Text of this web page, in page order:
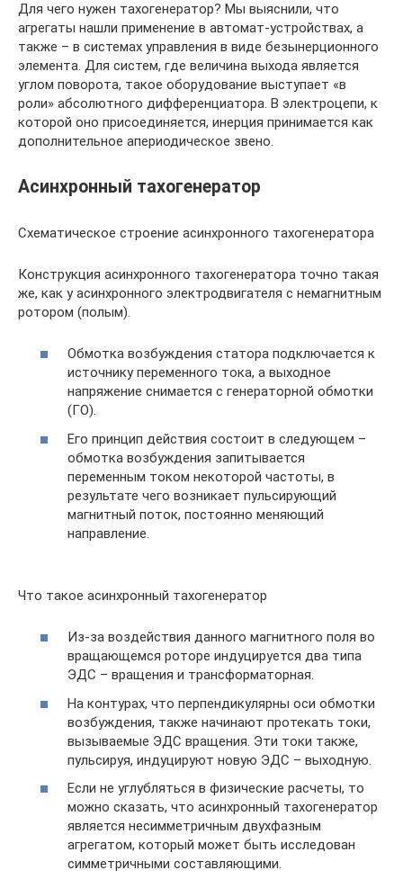
Для чего нужен тахогенератор? Мы выяснили, что
агрегаты нашли применение в автомат-устройствах, а
также – в системах управления в виде безынерционного
элемента. Для систем, где величина выхода является
углом поворота, такое оборудование выступает «в
роли» абсолютного дифференциатора. В электроцепи, к
которой оно присоединяется, инерция принимается как
дополнительное апериодическое звено.
Асинхронный тахогенератор
Схематическое строение асинхронного тахогенератора
Конструкция асинхронного тахогенератора точно такая
же, как у асинхронного электродвигателя с немагнитным
ротором (полым).
Обмотка возбуждения статора подключается к
источнику переменного тока, а выходное
напряжение снимается с генераторной обмотки
(ГО).
Его принцип действия состоит в следующем –
обмотка возбуждения запитывается
переменным током некоторой частоты, в
результате чего возникает пульсирующий
магнитный поток, постоянно меняющий
направление.
Что такое асинхронный тахогенератор
Из-за воздействия данного магнитного поля во
вращающемся роторе индуцируется два типа
ЭДС – вращения и трансформаторная.
На контурах, что перпендикулярны оси обмотки
возбуждения, также начинают протекать токи,
вызываемые ЭДС вращения. Эти токи также,
пульсируя, индуцируют новую ЭДС – выходную.
Если не углубляться в физические расчеты, то
можно сказать, что асинхронный тахогенератор
является несимметричным двухфазным
агрегатом, который может быть исследован
симметричными составляющими.